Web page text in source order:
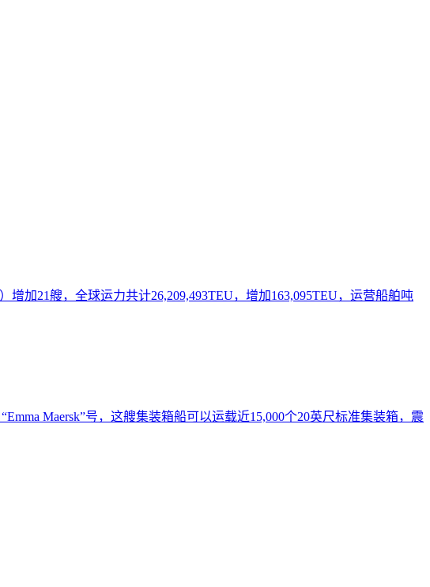
加21艘，全球运力共计26,209,493TEU，增加163,095TEU，运营船舶吨
Maersk”号，这艘集装箱船可以运载近15,000个20英尺标准集装箱，震